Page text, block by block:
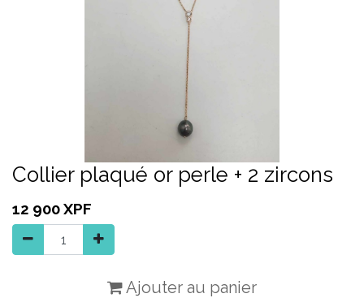
Collier plaqué or perle + 2 zircons
12 900XPF
Ajouter au panier